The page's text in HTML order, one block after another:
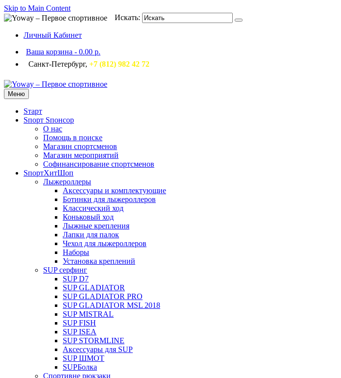
Skip to Main Content
Искать:
Личный Кабинет
Ваша корзина - 0.00 р.
Санкт-Петербург, +7 (812) 982 42 72
Меню
Sтарт
Sпорт Sпонсор
О нас
Помощь в поиске
Магазин спортсменов
Магазин мероприятий
Софинансирование спортсменов
SпортХитШоп
Лыжероллеры
Аксессуары и комплектующие
Ботинки для лыжероллеров
Классический ход
Коньковый ход
Лыжные крепления
Лапки для палок
Чехол для лыжероллеров
Наборы
Установка креплений
SUP серфинг
SUP D7
SUP GLADIATOR
SUP GLADIATOR PRO
SUP GLADIATOR MSL 2018
SUP MISTRAL
SUP FISH
SUP ISEA
SUP STORMLINE
Аксессуары для SUP
SUP ШМОТ
SUPБолка
Спортивне рюкзаки